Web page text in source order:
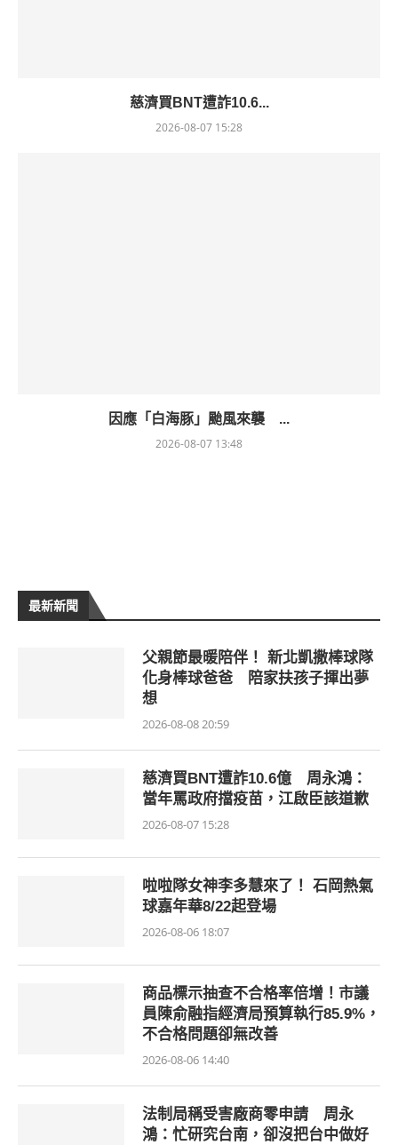
慈濟買BNT遭詐10.6...
2026-08-07 15:28
因應「白海豚」颱風來襲 ...
2026-08-07 13:48
最新新聞
父親節最暖陪伴！ 新北凱撒棒球隊
化身棒球爸爸 陪家扶孩子揮出夢
想
2026-08-08 20:59
慈濟買BNT遭詐10.6億 周永鴻：
當年罵政府擋疫苗，江啟臣該道歉
2026-08-07 15:28
啦啦隊女神李多慧來了！ 石岡熱氣
球嘉年華8/22起登場
2026-08-06 18:07
商品標示抽查不合格率倍增！市議
員陳俞融指經濟局預算執行85.9%，
不合格問題卻無改善
2026-08-06 14:40
法制局稱受害廠商零申請 周永
鴻：忙研究台南，卻沒把台中做好